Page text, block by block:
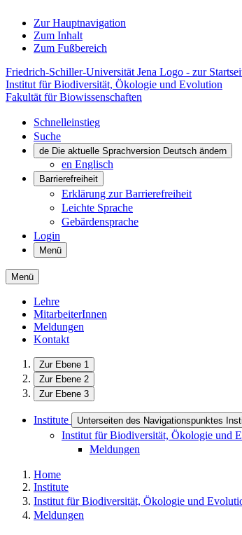
Zur Hauptnavigation
Zum Inhalt
Zum Fußbereich
Friedrich-Schiller-Universität Jena Logo - zur
Institut für Biodiversität, Ökologie und Evolution
Fakultät für Biowissenschaften
Schnelleinstieg
Suche
de Die aktuelle Sprachversion Deutsch ändern
en Englisch
Barrierefreiheit
Erklärung zur Barrierefreiheit
Leichte Sprache
Gebärdensprache
Login
Menü
Menü
Lehre
MitarbeiterInnen
Meldungen
Kontakt
Zur Ebene 1
Zur Ebene 2
Zur Ebene 3
Institute Unterseiten des Navigationspunktes
Institut für Biodiversität, Ökologie und
Meldungen
Home
Institute
Institut für Biodiversität, Ökologie und
Meldungen